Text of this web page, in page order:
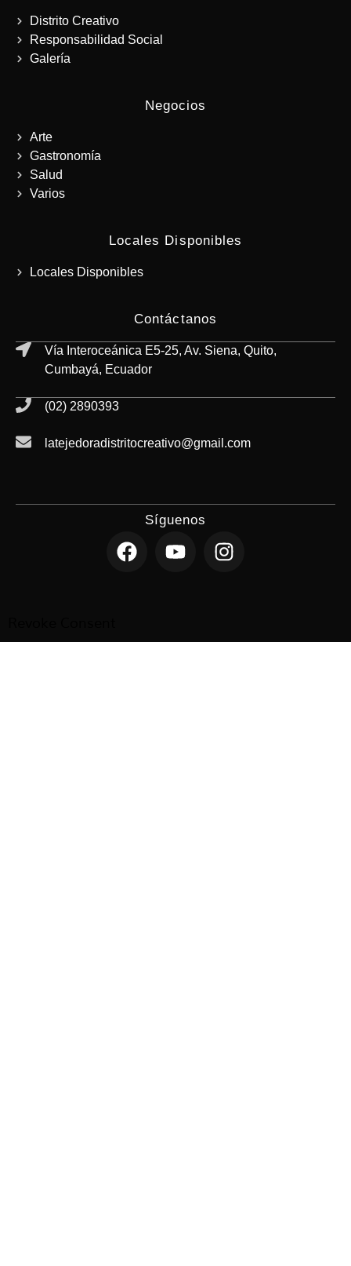
Distrito Creativo
Responsabilidad Social
Galería
Negocios
Arte
Gastronomía
Salud
Varios
Locales Disponibles
Locales Disponibles
Contáctanos
Vía Interoceánica E5-25, Av. Siena, Quito,
Cumbayá, Ecuador
(02) 2890393
latejedoradistritocreativo@gmail.com
Síguenos